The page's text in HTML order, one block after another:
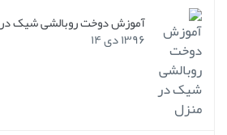
آموزش دوخت روبالشی شیک
۱۳۹۶ دی ۱۴